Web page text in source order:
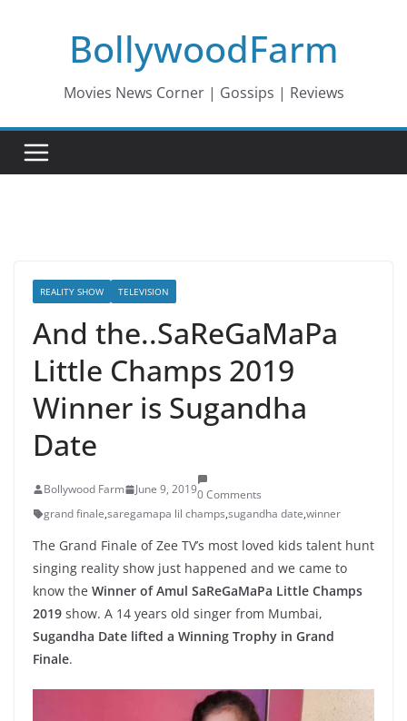
BollywoodFarm
Movies News Corner | Gossips | Reviews
REALITY SHOW TELEVISION
And the..SaReGaMaPa
Little Champs 2019
Winner is Sugandha
Date
Bollywood Farm June 9, 20190 Comments
grand finale,saregamapa lil champs,sugandha date,winner
The Grand Finale of Zee TV’s most loved kids talent hunt
singing reality show just happened and we came to
know the Winner of Amul SaReGaMaPa Little Champs
2019 show. A 14 years old singer from Mumbai,
Sugandha Date lifted a Winning Trophy in Grand
Finale.